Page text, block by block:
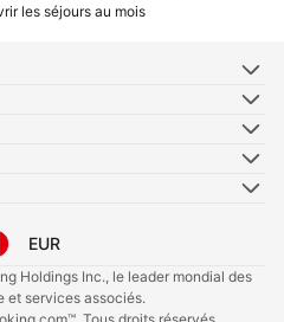
les séjours au mois
votre langue
EUR
Sélectionnez votre devise
Holdings Inc., le leader mondial des
et services associés.